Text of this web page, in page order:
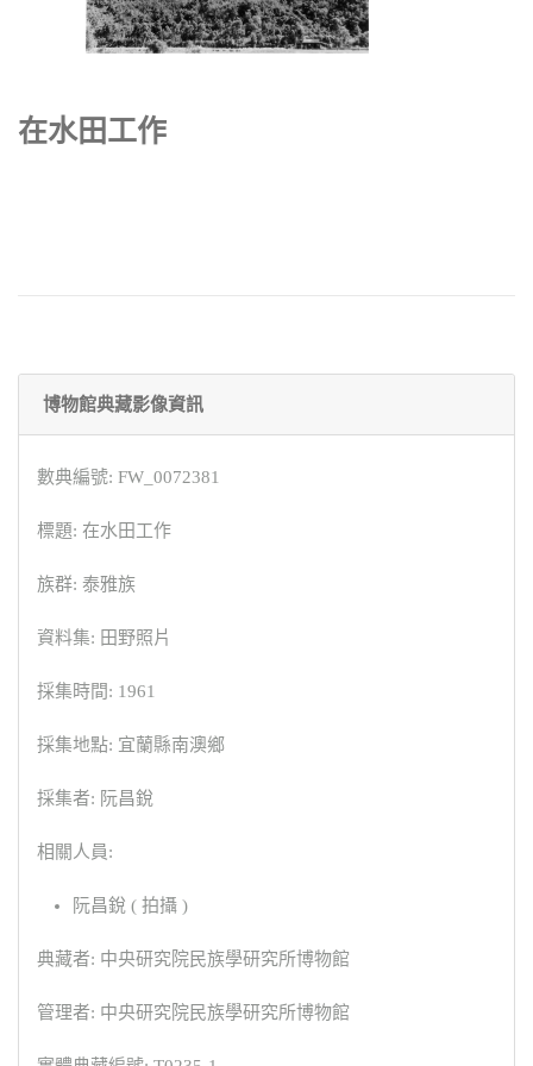
在水田工作
博物館典藏影像資訊
數典編號: FW_0072381
標題: 在水田工作
族群: 泰雅族
資料集: 田野照片
採集時間: 1961
採集地點: 宜蘭縣南澳鄉
採集者: 阮昌銳
相關人員:
阮昌銳 ( 拍攝 )
典藏者: 中央研究院民族學研究所博物館
管理者: 中央研究院民族學研究所博物館